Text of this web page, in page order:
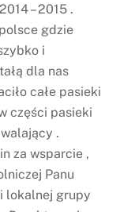
– 2015 .
gdzie
i
dla nas
całe pasieki
części pasieki
.
za wsparcie ,
Panu
lokalnej grupy